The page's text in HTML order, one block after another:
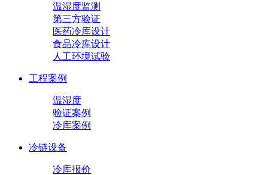
温湿度监测
第三方验证
医药冷库设计
食品冷库设计
人工环境试验
工程案例
温湿度
验证案例
冷库案例
冷链设备
冷库报价